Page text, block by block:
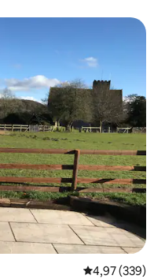
appréciés
Évaluation
4,97 (339)